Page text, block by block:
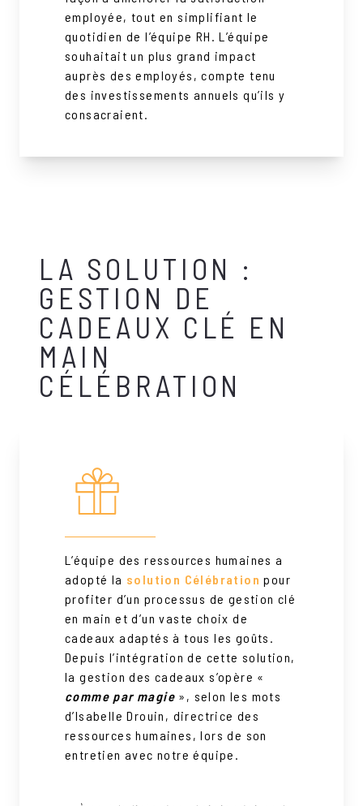
employée, tout en simplifiant le
quotidien de l’équipe RH. L’équipe
souhaitait un plus grand impact
auprès des employés, compte tenu
des investissements annuels qu’ils y
consacraient.
LA SOLUTION :
GESTION DE
CADEAUX CLÉ EN
MAIN
CÉLÉBRATION
L’équipe des ressources humaines a
adopté la solution Célébration pour
profiter d’un processus de gestion clé
en main et d’un vaste choix de
cadeaux adaptés à tous les goûts.
Depuis l’intégration de cette solution,
la gestion des cadeaux s’opère «
comme par magie », selon les mots
d’Isabelle Drouin, directrice des
ressources humaines, lors de son
entretien avec notre équipe.